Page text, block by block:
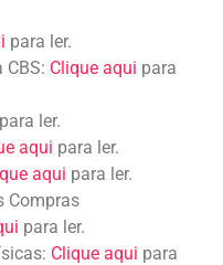
para ler.
Clique aqui para
para ler.
aqui para ler.
aqui para ler.
Compras
para ler.
Clique aqui para